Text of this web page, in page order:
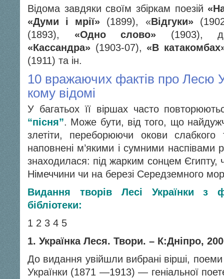
Відома завдяки своїм збіркам поезій
«Думи і мрії» (1899), «Відгуки»
(1893), «Одно слово» (1903),
«Кассандра» (1903-07), «В
(1911) та ін.
10 вражаючих фактів про Лесю
кому відомі
У багатьох її віршах часто
“пісня”. Може бути, від того, що
злетіти, переборюючи окови слабкого
наповнені м’якими і сумними наспівами
знаходилася: під жарким сонцем
Німеччини чи на березі Середземного
Видання творів Лесі Українки з
бібліотеки:
1 2 3 4 5
1. Українка Леся. Твори. – К:Дніпро,
До видання увійшли вибрані вірші,
Українки (1871 —1913) — геніальної